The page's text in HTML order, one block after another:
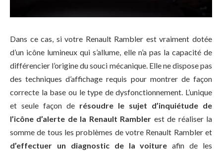
Dans ce cas, si votre Renault Rambler est vraiment dotée
d’un icône lumineux qui s’allume, elle n’a pas la capacité de
différencier l’origine du souci mécanique. Elle ne dispose pas
des techniques d’affichage requis pour montrer de façon
correcte la base ou le type de dysfonctionnement. L’unique
et seule façon de résoudre le sujet d’inquiétude de
l’icône d’alerte de la Renault Rambler est de réaliser la
somme de tous les problèmes de votre Renault Rambler et
d’effectuer un diagnostic de la voiture afin de les